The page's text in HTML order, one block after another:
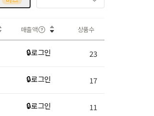
매출액 상품수
🔒 로그인 23
🔒 로그인 17
🔒 로그인 11